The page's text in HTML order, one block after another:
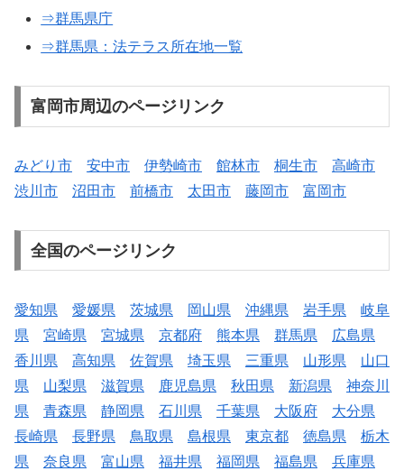
⇒群馬県庁
⇒群馬県：法テラス所在地一覧
富岡市周辺のページリンク
みどり市 安中市 伊勢崎市 館林市 桐生市
高崎市
渋川市
沼田市 前橋市 太田市 藤岡市 富岡市
全国のページリンク
愛知県 愛媛県 茨城県 岡山県 沖縄県 岩手県
岐阜
県
宮崎県 宮城県 京都府 熊本県 群馬県
広島県
香川県
高知県 佐賀県 埼玉県 三重県 山形県
山口
県
山梨県 滋賀県 鹿児島県 秋田県 新潟県
神奈川
県
青森県 静岡県 石川県 千葉県 大阪府
大分県
長崎県
長野県 鳥取県 島根県 東京都 徳島県
栃木
県
奈良県 富山県 福井県 福岡県 福島県
兵庫県